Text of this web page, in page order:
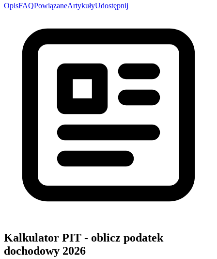
OpisFAQPowiązaneArtykułyUdostępnij
Kalkulator PIT - oblicz podatek
dochodowy 2026